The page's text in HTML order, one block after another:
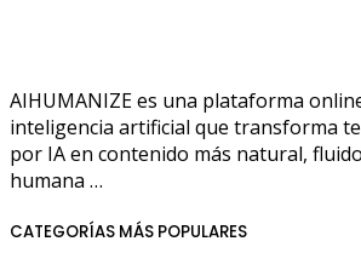
AIHUMANIZE es una plataforma
inteligencia artificial que transforma
por IA en contenido más natural,
humana …
CATEGORÍAS MÁS POPULARES